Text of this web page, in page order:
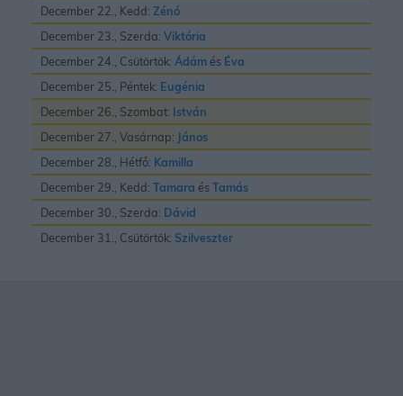
December 22., Kedd: Zénó
December 23., Szerda: Viktória
December 24., Csütörtök: Ádám és Éva
December 25., Péntek: Eugénia
December 26., Szombat: István
December 27., Vasárnap: János
December 28., Hétfő: Kamilla
December 29., Kedd: Tamara ésTamás
December 30., Szerda: Dávid
December 31., Csütörtök: Szilveszter